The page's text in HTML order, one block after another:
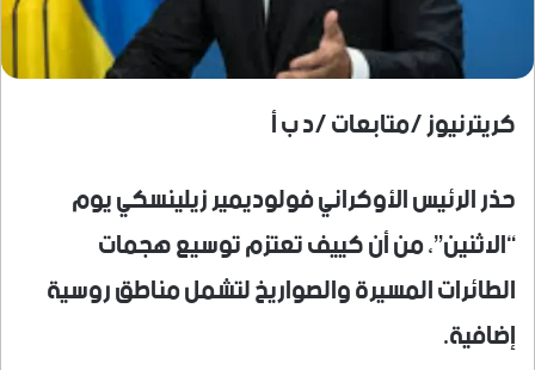
كريترنيوز /متابعات /د ب أ
حذر الرئيس الأوكراني فولوديمير زيلينسكي يوم
“الاثنين”، من أن كييف تعتزم توسيع هجمات
الطائرات المسيرة والصواريخ لتشمل مناطق روسية
إضافية.